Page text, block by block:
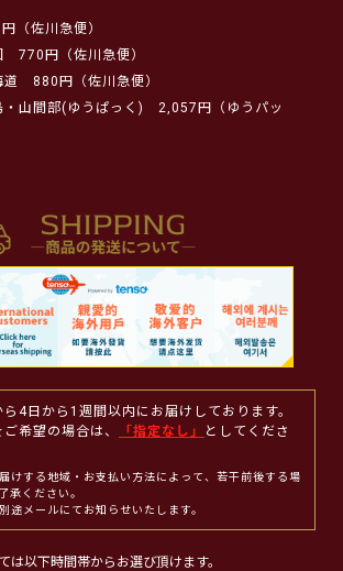
（佐川急便）
770円（佐川急便）
道
880円（佐川急便）
・山間部(ゆうぱっく)
2,057円（ゆうパッ
4日から1週間以内にお届けしております。
希望の場合は、
「指定なし」
としてくださ
けする地域・お支払い方法によって、若干前後する場
承ください。
途メールにてお知らせいたします。
は以下時間帯からお選び頂けます。